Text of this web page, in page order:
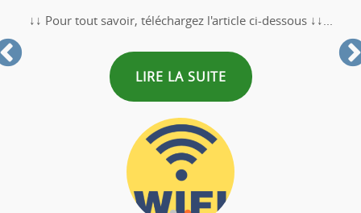
Pour tout savoir, téléchargez l'article ci-dessous ↓↓...
LIRE LA SUITE